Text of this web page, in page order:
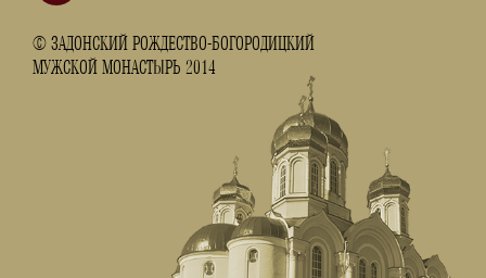
© ЗАДОНСКИЙ РОЖДЕСТВО-БОГОРОДИЦКИЙ
МУЖСКОЙ МОНАСТЫРЬ 2014